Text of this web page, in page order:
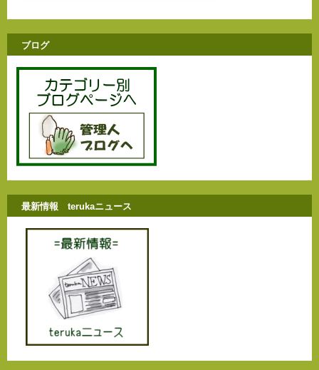
ブログ
最新情報 terukaニュース